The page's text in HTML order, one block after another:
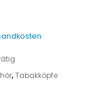
,Tabakköpfe